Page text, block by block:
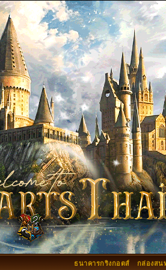
กล่องสน
ธนาคารกริงกอตส์